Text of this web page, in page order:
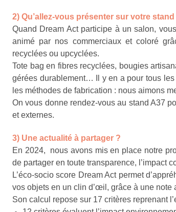
2) Qu’allez-vous présenter sur votre stand
Quand Dream Act participe à un salon,
animé par nos commerciaux et coloré
recyclées ou upcyclées.
Tote bag en fibres recyclées, bougies
gérées durablement… Il y en a pour tous les
les méthodes de fabrication : nous aimons
On vous donne rendez-vous au stand A37
et externes.
3) Une actualité à partager ?
En 2024, nous avons mis en place notre
de partager en toute transparence, l’impact
L’éco-socio score Dream Act permet
vos objets en un clin d’œil, grâce à une note
Son calcul repose sur 17 critères reprenant